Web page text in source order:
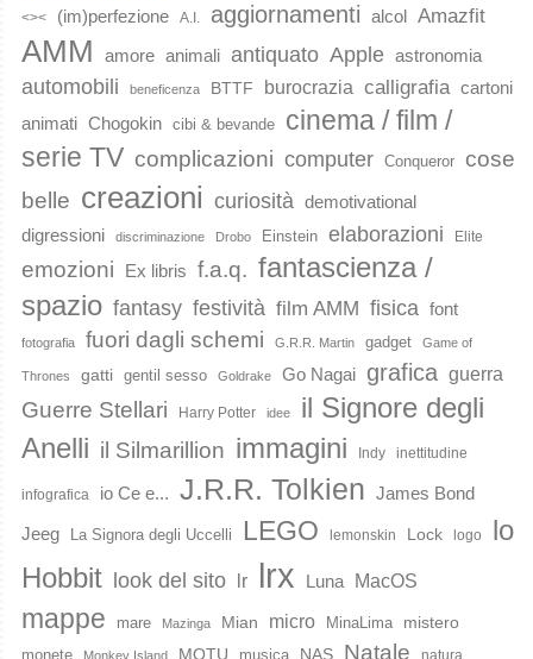
<>< (im)perfezione A.I. aggiornamenti alcol Amazfit
AMM amore animali antiquato Apple astronomia
automobili beneficenza BTTF burocrazia calligrafia cartoni
animati Chogokin cibi & bevande
cinema / film /
serie TV complicazioni computer Conqueror
cose
belle creazioni curiosità demotivational
digressioni
discriminazione Drobo Einstein elaborazioni Elite
emozioni Ex libris f.a.q. fantascienza /
spazio fantasy festività film AMM fisica font
fotografia fuori dagli schemi G.R.R. Martin gadget Game of
Thrones gatti gentil sesso Goldrake Go Nagai grafica guerra
Guerre Stellari Harry Potter idee
il Signore degli
Anelli il Silmarillion immagini Indy inettitudine
infografica io Ce e... J.R.R. Tolkien James Bond
Jeeg La Signora degli Uccelli LEGO lemonskin Lock logo
lo
Hobbit
look del sito lr lrx Luna MacOS
mappe mare Mazinga Mian micro MinaLima mistero
monete Monkey Island MOTU musica NAS Natale